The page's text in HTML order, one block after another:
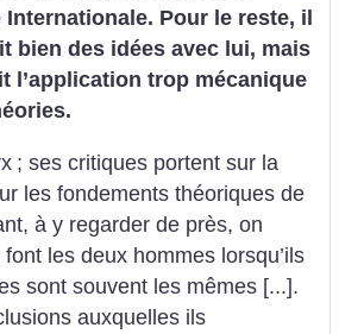
Internationale. Pour le reste, il
bien des idées avec lui, mais
l’application trop mécanique
; ses critiques portent sur la
les fondements théoriques de
à y regarder de près, on
font les deux hommes lorsqu’ils
sont souvent les mêmes [...].
auxquelles ils